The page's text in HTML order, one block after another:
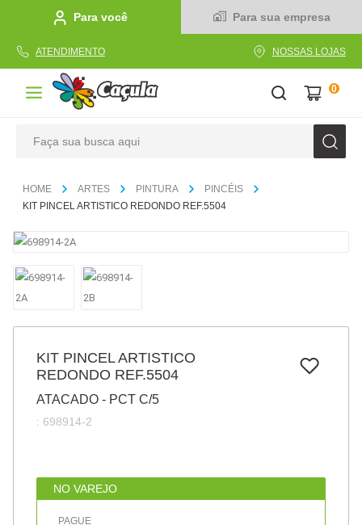
Para você Para sua empresa
ATENDIMENTO NOSSAS LOJAS
0
ARTES PINTURA
PINCÉIS
KIT PINCEL ARTISTICO REDONDO REF.5504
KIT PINCEL ARTISTICO
REDONDO REF.5504
ATACADO - PCT C/5
: 698914-2
NO VAREJO
PAGUE
1º caderno
2
papel
cola
barbante